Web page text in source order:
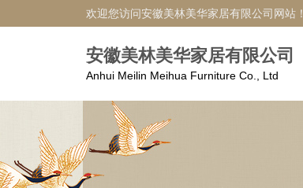
欢迎您访问安徽美林美华家居有限公司网站！
安徽美林美华家居有限公司
Anhui Meilin Meihua Furniture Co., Ltd